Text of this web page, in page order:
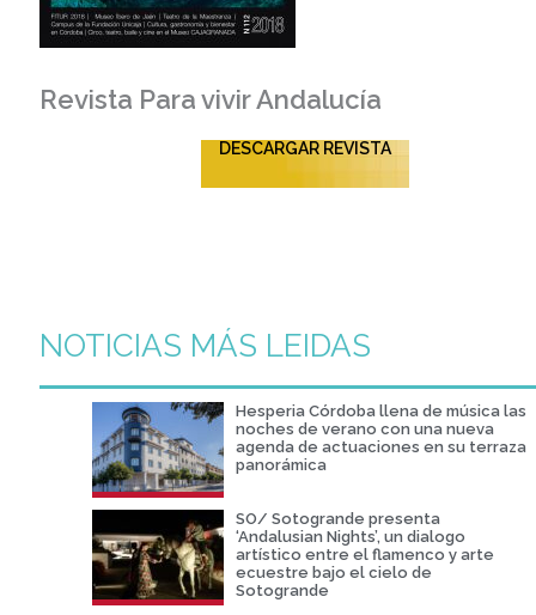
Revista Para vivir Andalucía
DESCARGAR REVISTA
NOTICIAS MÁS LEIDAS
Hesperia Córdoba llena de música las
noches de verano con una nueva
agenda de actuaciones en su terraza
panorámica
SO/ Sotogrande presenta
‘Andalusian Nights’, un dialogo
artístico entre el flamenco y arte
ecuestre bajo el cielo de
Sotogrande